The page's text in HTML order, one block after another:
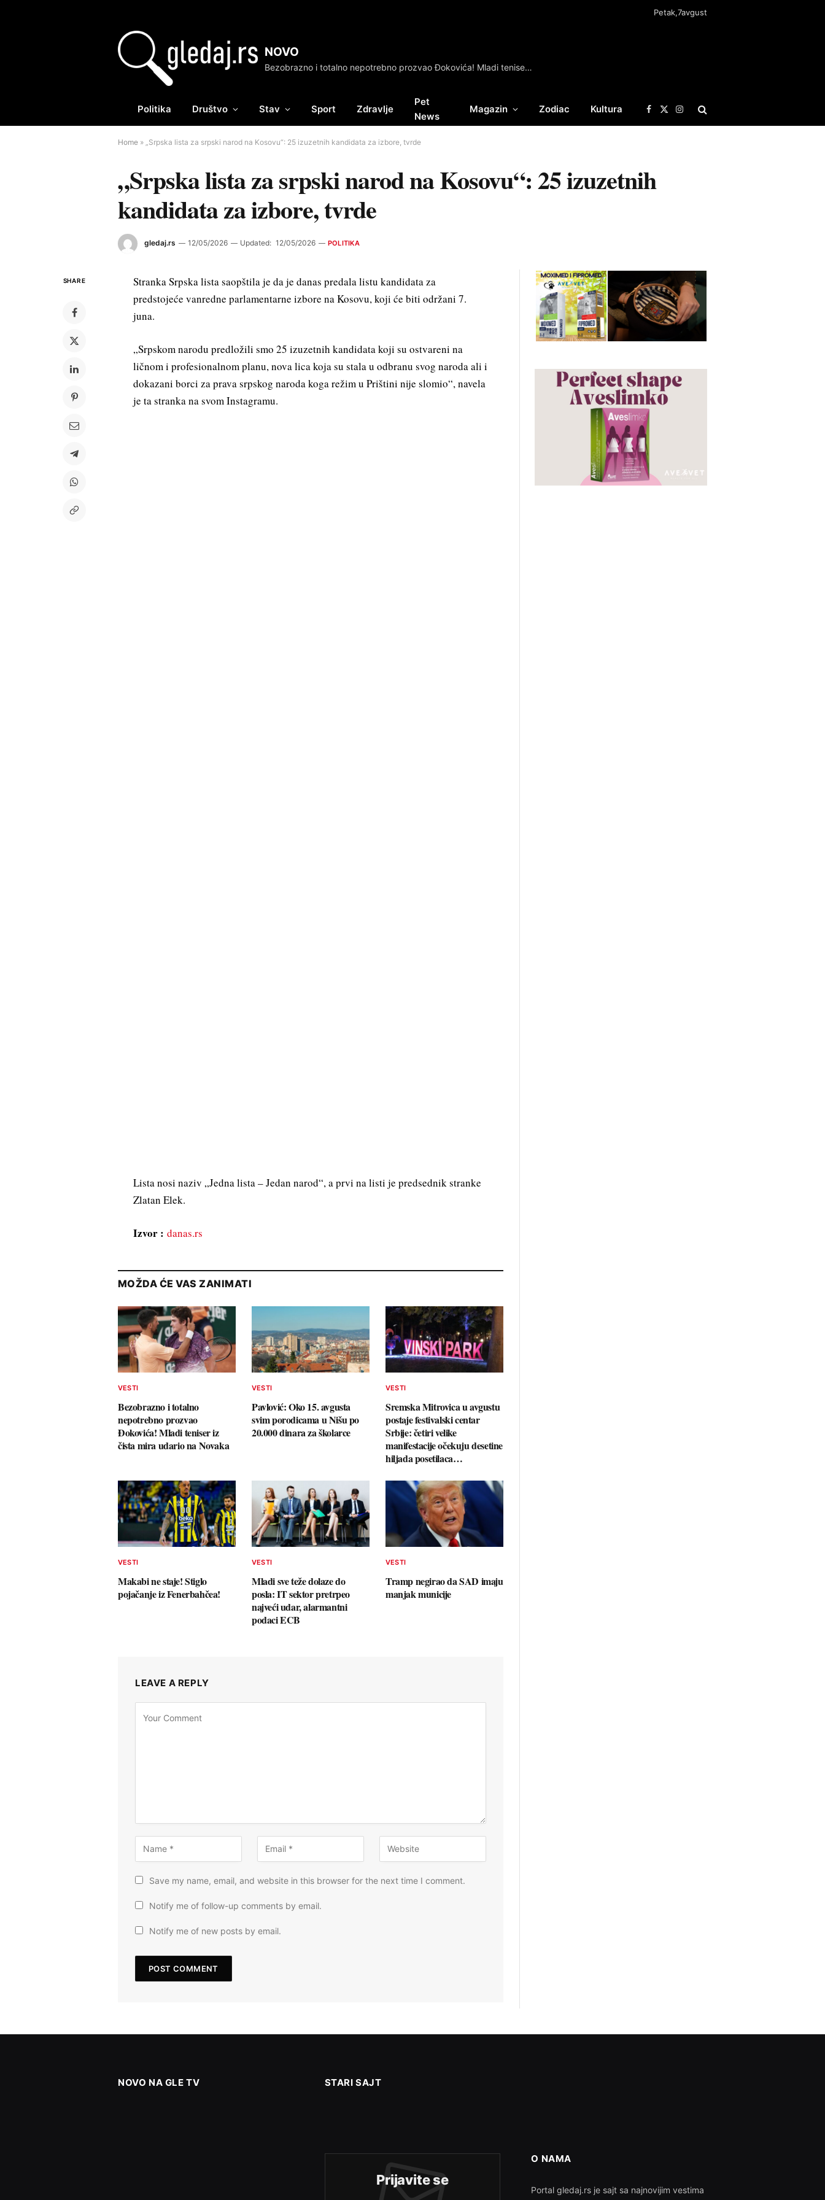
Petak,7avgust
NOVO
Bezobrazno i totalno nepotrebno prozvao Đokovića! Mladi teniser iz čista mira udario na Novaka
Politika Društvo Stav Sport Zdravlje
Pet
News
Magazin Zodiac Kultura Facebook
X
(Twitter)
Instagram
Home » „Srpska lista za srpski narod na Kosovu“: 25 izuzetnih kandidata za izbore, tvrde
„Srpska lista za srpski narod na Kosovu“: 25 izuzetnih
kandidata za izbore, tvrde
gledaj.rs 12/05/2026 Updated: 12/05/2026 POLITIKA
SHARE
Stranka Srpska lista saopštila je da je danas predala listu kandidata za
predstojeće vanredne parlamentarne izbore na Kosovu, koji će biti održani 7.
juna.
„Srpskom narodu predložili smo 25 izuzetnih kandidata koji su ostvareni na
ličnom i profesionalnom planu, nova lica koja su stala u odbranu svog naroda ali i
dokazani borci za prava srpskog naroda koga režim u Prištini nije slomio“, navela
je ta stranka na svom Instagramu.
Lista nosi naziv „Jedna lista – Jedan narod“, a prvi na listi je predsednik stranke
Zlatan Elek.
Izvor : danas.rs
MOŽDA ĆE VAS ZANIMATI
VESTI
Bezobrazno i totalno
nepotrebno prozvao
Đokovića! Mladi teniser iz
čista mira udario na Novaka
VESTI
Pavlović: Oko 15. avgusta
svim porodicama u Nišu po
20.000 dinara za školarce
VESTI
Sremska Mitrovica u avgustu
postaje festivalski centar
Srbije: četiri velike
manifestacije očekuju desetine
hiljada posetilaca…
VESTI
Makabi ne staje! Stiglo
pojačanje iz Fenerbahčea!
VESTI
Mladi sve teže dolaze do
posla: IT sektor pretrpeo
najveći udar, alarmantni
podaci ECB
VESTI
Tramp negirao da SAD imaju
manjak municije
LEAVE A REPLY
Save my name, email, and website in this browser for the next time I comment.
Notify me of follow-up comments by email.
Notify me of new posts by email.
NOVO NA GLE TV STARI SAJT
Prijavite se
O NAMA
Portal gledaj.rs je sajt sa najnovijim vestima